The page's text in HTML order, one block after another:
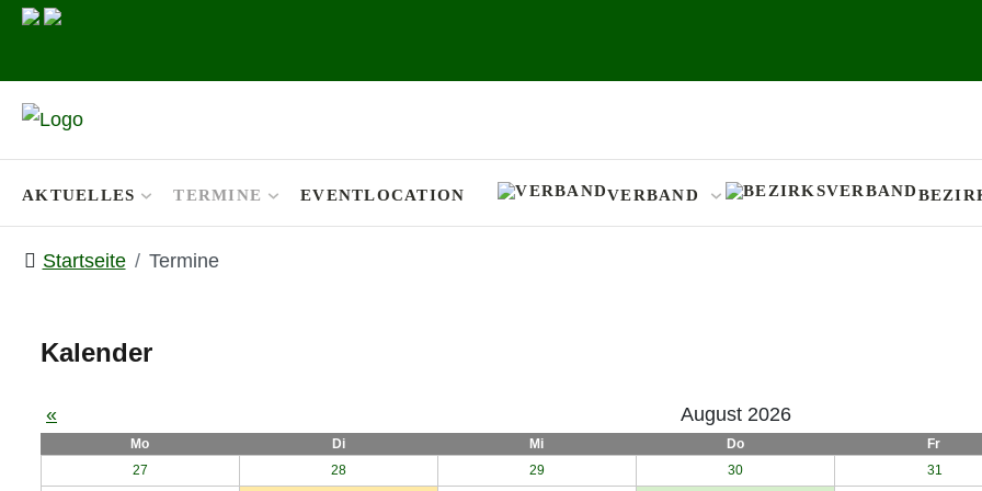
AKTUELLES TERMINE EVENTLOCATION VERBAND
Startseite Termine
Kalender
« August 2026
Mo Di Mi Do Fr
27
28 29 30 31